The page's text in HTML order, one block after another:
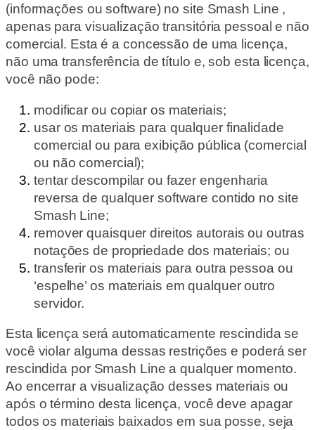
(informações ou software) no site Smash Line ,
apenas para visualização transitória pessoal e não
comercial. Esta é a concessão de uma licença,
não uma transferência de título e, sob esta licença,
você não pode:
modificar ou copiar os materiais;
usar os materiais para qualquer finalidade
comercial ou para exibição pública (comercial
ou não comercial);
tentar descompilar ou fazer engenharia
reversa de qualquer software contido no site
Smash Line;
remover quaisquer direitos autorais ou outras
notações de propriedade dos materiais; ou
transferir os materiais para outra pessoa ou
‘espelhe’ os materiais em qualquer outro
servidor.
Esta licença será automaticamente rescindida se
você violar alguma dessas restrições e poderá ser
rescindida por Smash Line a qualquer momento.
Ao encerrar a visualização desses materiais ou
após o término desta licença, você deve apagar
todos os materiais baixados em sua posse, seja